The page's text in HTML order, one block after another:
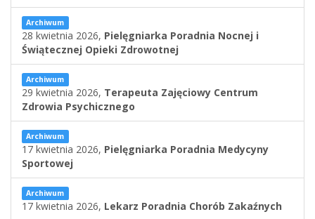
Archiwum
28 kwietnia 2026, Pielęgniarka Poradnia Nocnej i
Świątecznej Opieki Zdrowotnej
Archiwum
29 kwietnia 2026, Terapeuta Zajęciowy Centrum
Zdrowia Psychicznego
Archiwum
17 kwietnia 2026, Pielęgniarka Poradnia Medycyny
Sportowej
Archiwum
17 kwietnia 2026, Lekarz Poradnia Chorób Zakaźnych